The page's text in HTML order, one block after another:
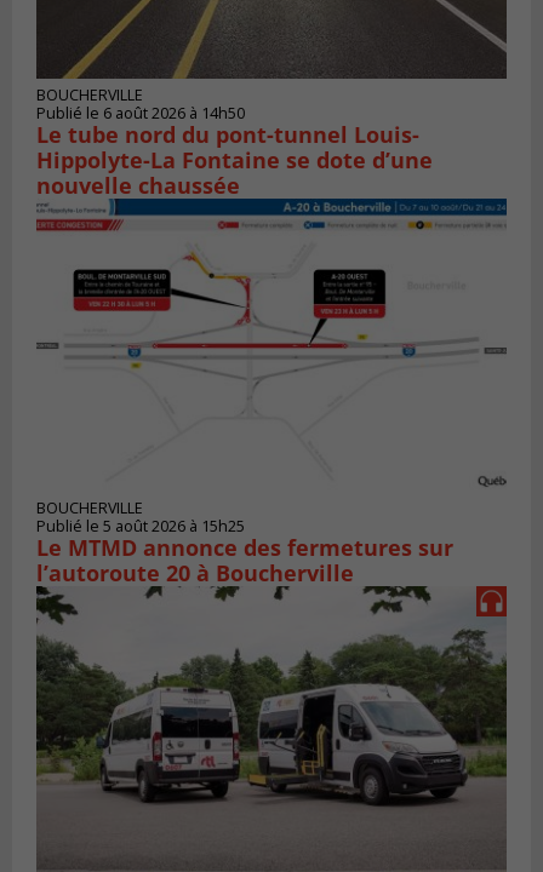
BOUCHERVILLE
Publié le 6 août 2026 à 14h50
Le tube nord du pont-tunnel Louis-
Hippolyte-La Fontaine se dote d’une
nouvelle chaussée
BOUCHERVILLE
Publié le 5 août 2026 à 15h25
Le MTMD annonce des fermetures sur
l’autoroute 20 à Boucherville